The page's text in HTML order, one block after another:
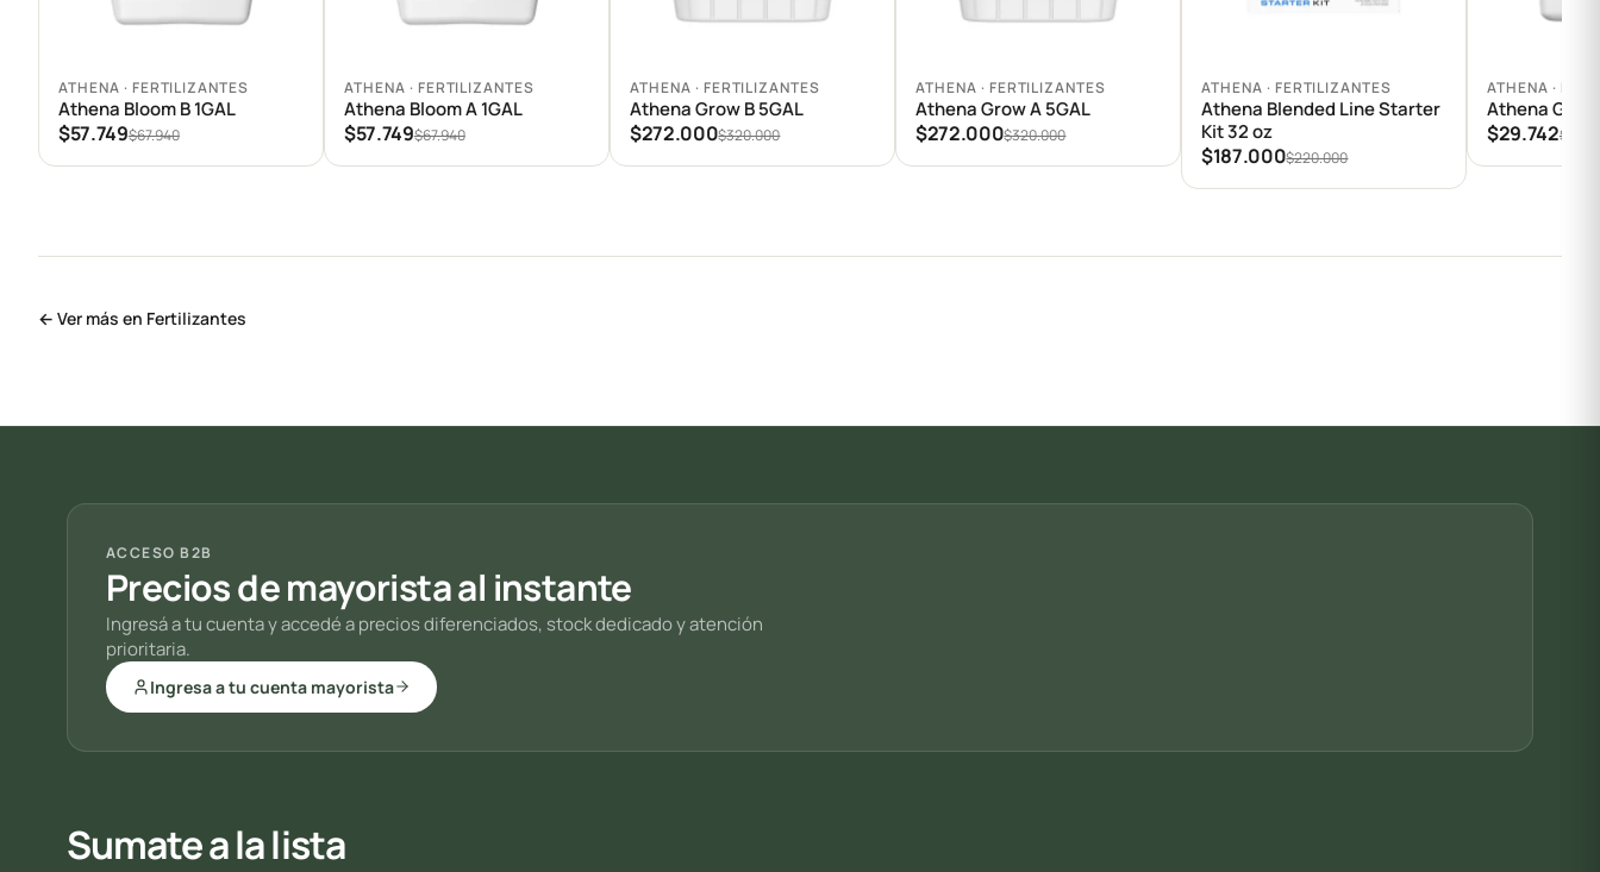
Agregar al carrito
ATHENA · FERTILIZANTES
Athena Bloom B 1GAL
$57.749$67.940
Agregar al carrito
ATHENA · FERTILIZANTES
Athena Bloom A 1GAL
$57.749$67.940
Agregar al carrito
ATHENA · FERTILIZANTES
Athena Grow B 5GAL
$272.000$320.000
Agregar al carrito
ATHENA · FERTILIZANTES
Athena Grow A 5GAL
$272.000$320.000
Agregar al carrito
ATHENA · FERTILIZANTES
Athena Blended Line Starter
Kit 32 oz
$187.000$220.000
Agregar al
ATHENA ·
Athena
$29.742
← Ver más en Fertilizantes
ACCESO B2B
Precios de mayorista al instante
Ingresá a tu cuenta y accedé a precios diferenciados, stock dedicado y atención
prioritaria.
Ingresa a tu cuenta mayorista
Sumate a la lista